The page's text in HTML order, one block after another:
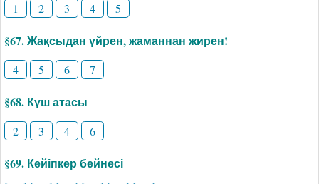
1 2 3 4 5
§67. Жақсыдан үйрен, жаманнан жирен!
4 5 6 7
§68. Күш атасы
2 3 4 6
§69. Кейіпкер бейнесі